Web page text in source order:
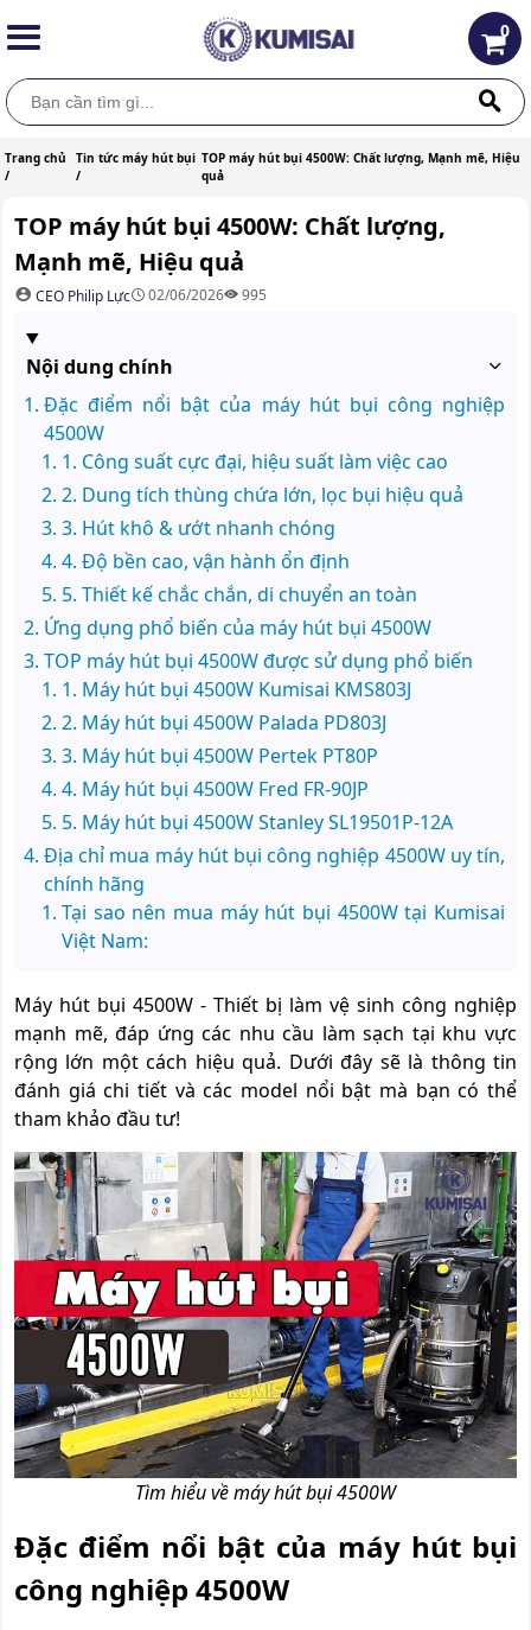
0
Trang chủ
/
Tin tức máy hút bụi
/
TOP máy hút bụi 4500W: Chất lượng, Mạnh mẽ, Hiệu
quả
TOP máy hút bụi 4500W: Chất lượng,
Mạnh mẽ, Hiệu quả
CEO Philip Lực 02/06/2026 995
Nội dung chính
Đặc điểm nổi bật của máy hút bụi công nghiệp
4500W
1. Công suất cực đại, hiệu suất làm việc cao
2. Dung tích thùng chứa lớn, lọc bụi hiệu quả
3. Hút khô & ướt nhanh chóng
4. Độ bền cao, vận hành ổn định
5. Thiết kế chắc chắn, di chuyển an toàn
Ứng dụng phổ biến của máy hút bụi 4500W
TOP máy hút bụi 4500W được sử dụng phổ biến
1. Máy hút bụi 4500W Kumisai KMS803J
2. Máy hút bụi 4500W Palada PD803J
3. Máy hút bụi 4500W Pertek PT80P
4. Máy hút bụi 4500W Fred FR-90JP
5. Máy hút bụi 4500W Stanley SL19501P-12A
Địa chỉ mua máy hút bụi công nghiệp 4500W uy tín,
chính hãng
Tại sao nên mua máy hút bụi 4500W tại Kumisai
Việt Nam:
Máy hút bụi 4500W - Thiết bị làm vệ sinh công nghiệp
mạnh mẽ, đáp ứng các nhu cầu làm sạch tại khu vực
rộng lớn một cách hiệu quả. Dưới đây sẽ là thông tin
đánh giá chi tiết và các model nổi bật mà bạn có thể
tham khảo đầu tư!
Tìm hiểu về máy hút bụi 4500W
Đặc điểm nổi bật của máy hút bụi
công nghiệp 4500W